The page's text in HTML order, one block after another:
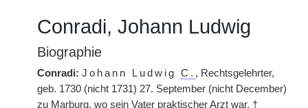
Conradi, Johann Ludwig
Biographie
Conradi: Johann Ludwig C. , Rechtsgelehrter,
geb. 1730 (nicht 1731) 27. September (nicht December)
zu Marburg, wo sein Vater praktischer Arzt war, †